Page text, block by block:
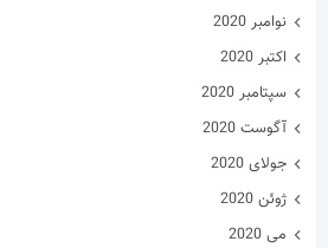
نوامبر 2020
اکتبر 2020
سپتامبر 2020
آگوست 2020
جولای 2020
ژوئن 2020
می 2020